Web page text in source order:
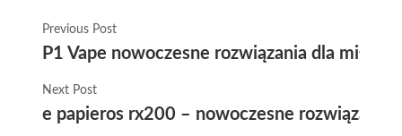
Previous Post
P1 Vape nowoczesne rozwiązania dla
Next Post
e papieros rx200 – nowoczesne rozwiązania